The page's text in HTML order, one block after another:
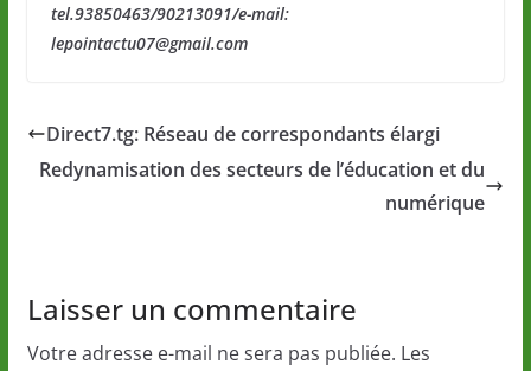
tel.93850463/90213091/e-mail:
lepointactu07@gmail.com
Direct7.tg: Réseau de correspondants élargi
Redynamisation des secteurs de l’éducation et du
numérique
Laisser un commentaire
Votre adresse e-mail ne sera pas publiée. Les